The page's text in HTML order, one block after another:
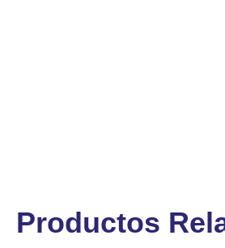
Productos